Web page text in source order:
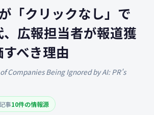
「クリックなし」で
広報担当者が報道獲
べき理由
Companies Being Ignored by AI: PR's
事10件の情報源